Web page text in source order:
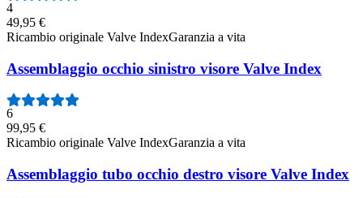
4
49,95 €
Ricambio originale Valve IndexGaranzia a vita
Assemblaggio occhio sinistro visore Valve Index
6
99,95 €
Ricambio originale Valve IndexGaranzia a vita
Assemblaggio tubo occhio destro visore Valve Index